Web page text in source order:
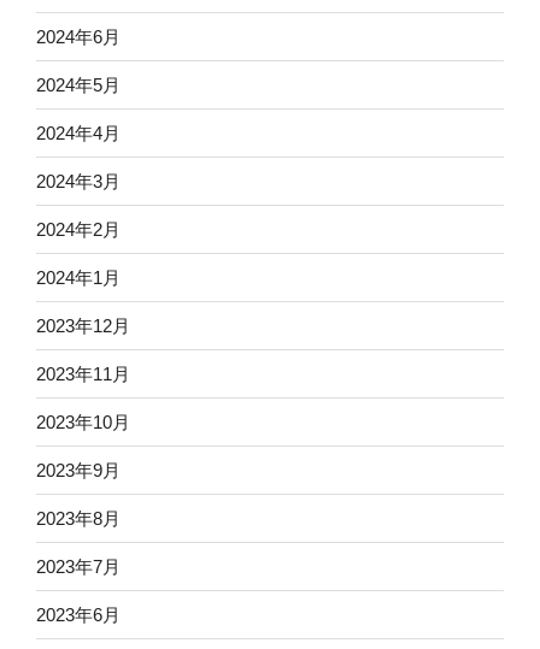
2024年6月
2024年5月
2024年4月
2024年3月
2024年2月
2024年1月
2023年12月
2023年11月
2023年10月
2023年9月
2023年8月
2023年7月
2023年6月